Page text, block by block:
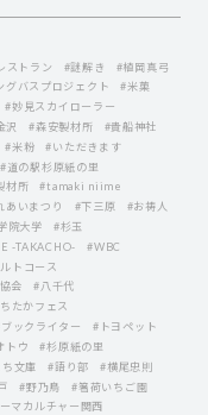
ストラン #謎解き
#植岡真弓
グバスプロジェクト
#米菓
#妙見スカイローラー
沢 #森安製材所
#貴船神社
#米粉
#いただきます
#道の駅杉原紙の里
材所
#tamaki niime
あいまつり #下三原
#お祷人
院大学
#杉玉
-TAKACHO-
#WBC
トコース
会
#八千代
たかフェス
ックライター
#トヨペット
トウ
#杉原紙の里
文庫 #語り部
#横尾忠則
#野乃鳥
#箸荷いちご園
マカルチャー関西